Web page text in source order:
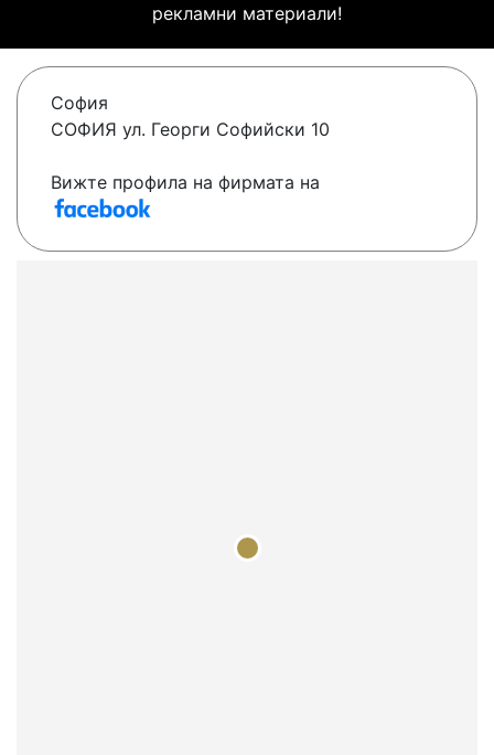
рекламни материали!
София
СОФИЯ ул. Георги Софийски 10
Вижте профила на фирмата на